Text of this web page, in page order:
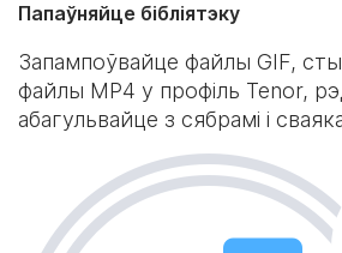
Папаўняйце бібліятэку
Запампоўвайце файлы GIF,
файлы MP4 у профіль Tenor,
абагульвайце з сябрамі і